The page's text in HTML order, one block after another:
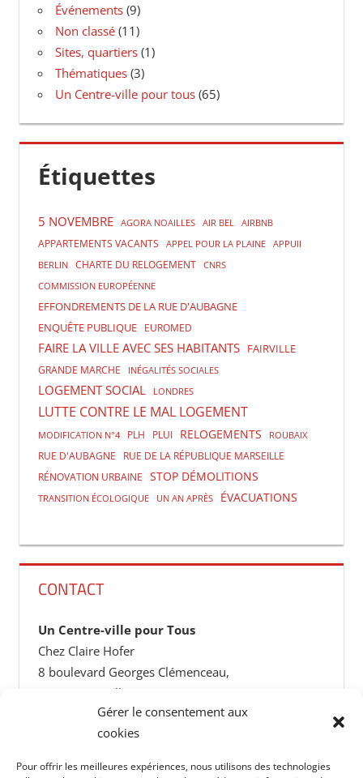
Gérer le consentement aux
cookies
Pour offrir les meilleures expériences, nous utilisons des technologies
Événements (9)
Non classé (11)
Sites, quartiers (1)
Thématiques (3)
Un Centre-ville pour tous (65)
Étiquettes
5 NOVEMBRE AGORA NOAILLES AIR BEL AIRBNB
APPARTEMENTS VACANTS APPEL POUR LA PLAINE
APPUII
BERLIN
CHARTE DU RELOGEMENT
CNRS
COMMISSION EUROPÉENNE
EFFONDREMENTS DE LA RUE D'AUBAGNE
ENQUÊTE PUBLIQUE
EUROMED
FAIRE LA VILLE AVEC SES HABITANTS FAIRVILLE
GRANDE MARCHE INÉGALITÉS SOCIALES
LOGEMENT SOCIAL LONDRES
LUTTE CONTRE LE MAL LOGEMENT
MODIFICATION N°4 PLH PLUI RELOGEMENTS ROUBAIX
RUE D'AUBAGNE
RUE DE LA RÉPUBLIQUE MARSEILLE
RÉNOVATION URBAINE
STOP DÉMOLITIONS
TRANSITION ÉCOLOGIQUE UN AN APRÈS ÉVACUATIONS
CONTACT
Un Centre-ville pour Tous
Chez Claire Hofer
8 boulevard Georges Clémenceau,
13004 Marseille
centrevillepourtous@gmail.com